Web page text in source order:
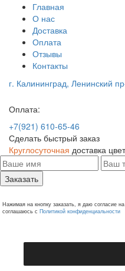
Главная
О нас
Доставка
Оплата
Отзывы
Контакты
г. Калининград, Ленинский
Оплата:
+7(921) 610-65-46
Сделать быстрый заказ
Круглосуточная доставка
Заказать
Нажимая на кнопку заказать, я даю согласие
соглашаюсь с Политикой конфиденциальности